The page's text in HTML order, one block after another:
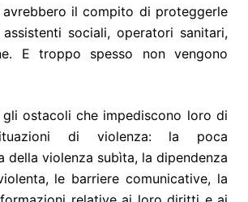
il compito di proteggerle
sociali, operatori sanitari,
E troppo spesso non vengono
gli ostacoli che impediscono loro di
di violenza: la poca
della violenza subìta, la dipendenza
le barriere comunicative, la